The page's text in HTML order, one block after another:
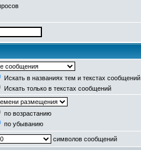
Искать в названиях тем и текстах сообщений
Искать только в текстах сообщений
по возрастанию
по убыванию
символов сообщений